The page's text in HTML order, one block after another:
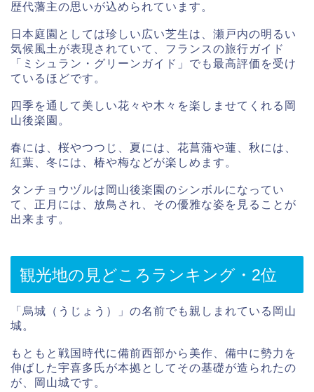
歴代藩主の思いが込められています。
日本庭園としては珍しい広い芝生は、瀬戸内の明るい
気候風土が表現されていて、フランスの旅行ガイド
「ミシュラン・グリーンガイド」でも最高評価を受け
ているほどです。
四季を通して美しい花々や木々を楽しませてくれる岡
山後楽園。
春には、桜やつつじ、夏には、花菖蒲や蓮、秋には、
紅葉、冬には、椿や梅などが楽しめます。
タンチョウヅルは岡山後楽園のシンボルになってい
て、正月には、放鳥され、その優雅な姿を見ることが
出来ます。
観光地の見どころランキング・2位
「烏城（うじょう）」の名前でも親しまれている岡山
城。
もともと戦国時代に備前西部から美作、備中に勢力を
伸ばした宇喜多氏が本拠としてその基礎が造られたの
が、岡山城です。